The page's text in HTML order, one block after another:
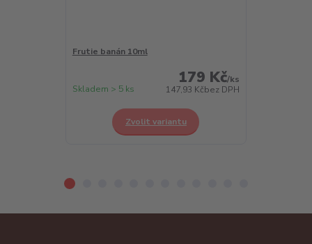
Frutie banán 10ml
179 Kč/ks
147,93 Kčbez DPH
Skladem > 5 ks
Zvolit variantu